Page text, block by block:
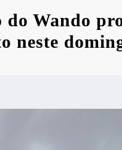
do Wando
neste